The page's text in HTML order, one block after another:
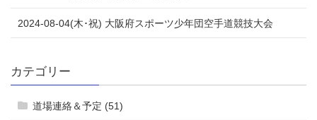
2024-08-04(木･祝) 大阪府スポーツ少年団空手道競技大会
カテゴリー
道場連絡＆予定 (51)